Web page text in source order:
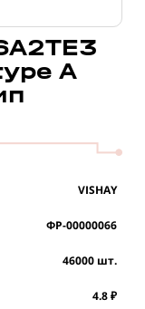
A
VISHAY
ФР-00000066
46000 шт.
4.8 ₽